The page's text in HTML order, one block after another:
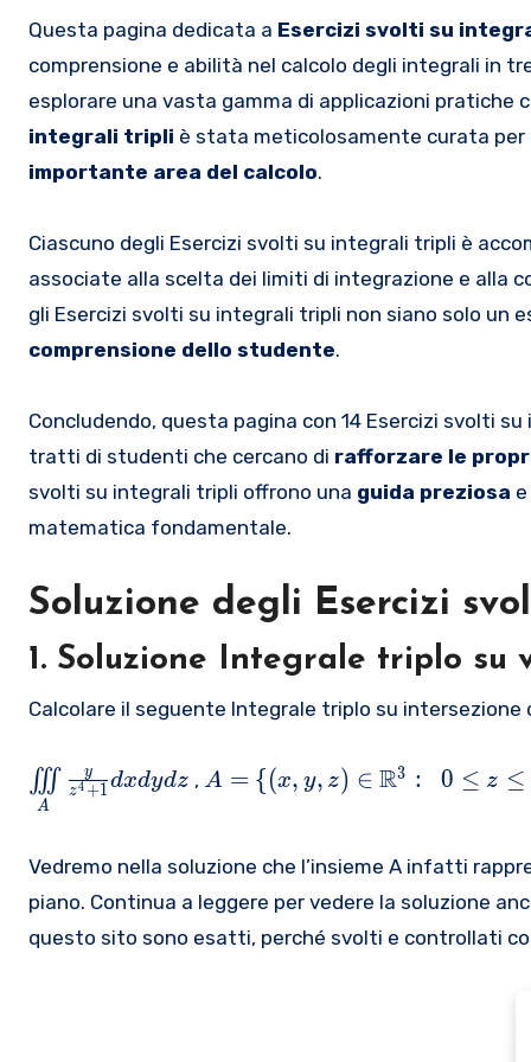
z+3 \}
Questa pagina dedicata a Esercizi svolti su
comprensione e abilità nel calcolo degli integrali in
esplorare una vasta gamma di applicazioni
integrali tripli è stata meticolosamente curata
importante area del calcolo.
Ciascuno degli Esercizi svolti su integrali tripli è
associate alla scelta dei limiti di integrazione e alla
gli Esercizi svolti su integrali tripli non siano solo un
comprensione dello studente.
Concludendo, questa pagina con 14 Esercizi svolti
tratti di studenti che cercano di rafforzare le
svolti su integrali tripli offrono una guida preziosa e
matematica fondamentale.
Soluzione degli Esercizi
1. Soluzione Integrale triplo su
Calcolare il seguente Integrale triplo su intersezione
\i
ii
t
\l
i
m
A
∭ z4 +1
y dxdydz , A
{
x,
y,
A = {(x, y, z) ∈ R3 : 0 ≤ z ≤
Vedremo nella soluzione che l’insieme A infatti
piano. Continua a leggere per vedere la soluzione
questo sito sono esatti, perché svolti e controllati